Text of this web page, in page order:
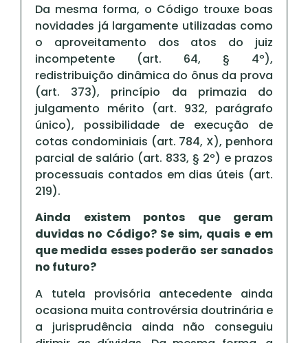
Da mesma forma, o Código trouxe boas
novidades já largamente utilizadas como
o aproveitamento dos atos do juiz
incompetente (art. 64, § 4º),
redistribuição dinâmica do ônus da prova
(art. 373), princípio da primazia do
julgamento mérito (art. 932, parágrafo
único), possibilidade de execução de
cotas condominiais (art. 784, X), penhora
parcial de salário (art. 833, § 2º) e prazos
processuais contados em dias úteis (art.
219).
Ainda existem pontos que geram
duvidas no Código? Se sim, quais e em
que medida esses poderão ser sanados
no futuro?
A tutela provisória antecedente ainda
ocasiona muita controvérsia doutrinária e
a jurisprudência ainda não conseguiu